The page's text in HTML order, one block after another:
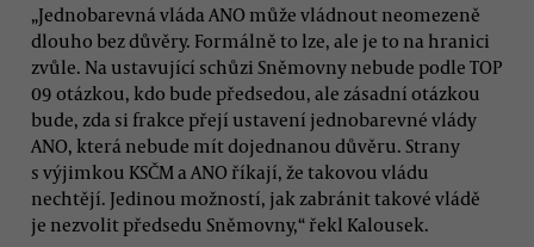
„Jednobarevná vláda ANO může vládnout neomezeně
dlouho bez důvěry. Formálně to lze, ale je to na hranici
zvůle. Na ustavující schůzi Sněmovny nebude podle TOP
09 otázkou, kdo bude předsedou, ale zásadní otázkou
bude, zda si frakce přejí ustavení jednobarevné vlády
ANO, která nebude mít dojednanou důvěru. Strany
s výjimkou KSČM a ANO říkají, že takovou vládu
nechtějí. Jedinou možností, jak zabránit takové vládě
je nezvolit předsedu Sněmovny,“ řekl Kalousek.